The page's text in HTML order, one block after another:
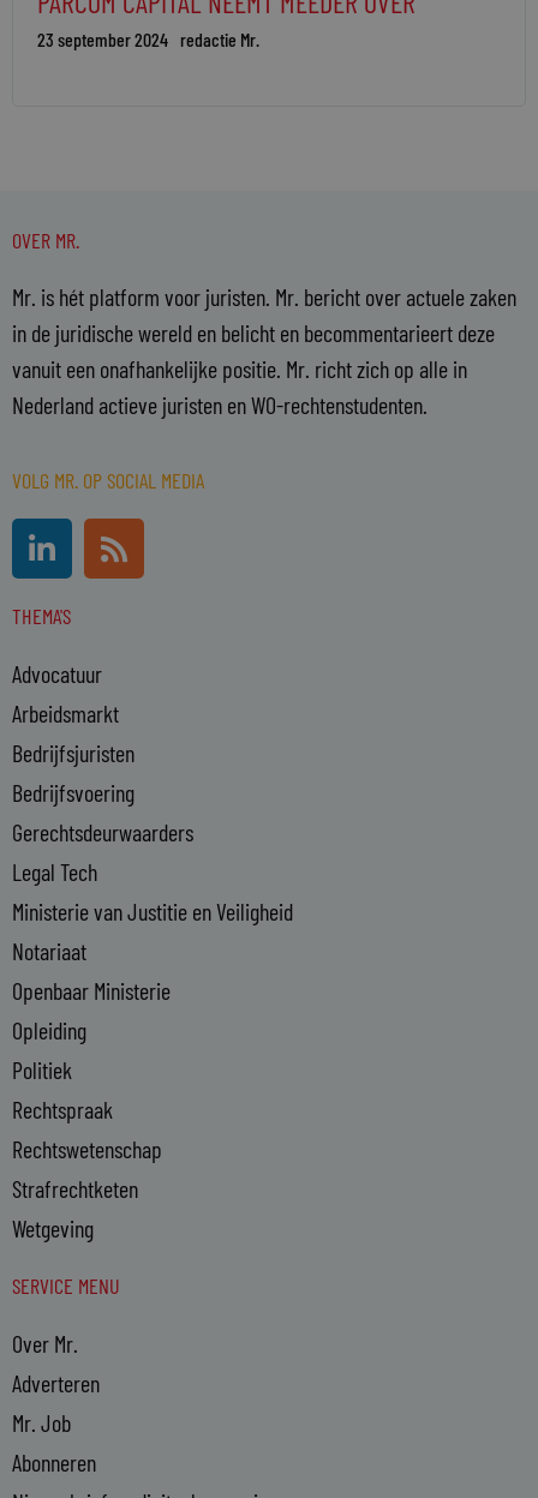
23 september 2024 redactie Mr.
OVER MR.
Mr. is hét platform voor juristen. Mr. bericht over actuele zaken
in de juridische wereld en belicht en becommentarieert deze
vanuit een onafhankelijke positie. Mr. richt zich op alle in
Nederland actieve juristen en WO-rechtenstudenten.
VOLG MR. OP SOCIAL MEDIA
L
i
n
k
d
i
n
-
i
n
R
s
s
THEMA'S
Advocatuur
Arbeidsmarkt
Bedrijfsjuristen
Bedrijfsvoering
Gerechtsdeurwaarders
Legal Tech
Ministerie van Justitie en Veiligheid
Notariaat
Openbaar Ministerie
Opleiding
Politiek
Rechtspraak
Rechtswetenschap
Strafrechtketen
Wetgeving
SERVICE MENU
Over Mr.
Adverteren
Mr. Job
Abonneren